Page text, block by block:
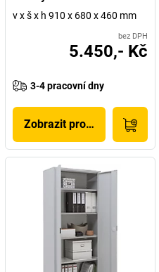
v x š x h 910 x 680 x 460 mm
bez DPH
5.450,- Kč
3-4 pracovní dny
Zobrazit produkt